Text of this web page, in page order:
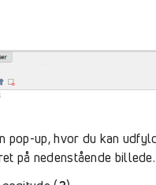
pop-up, hvor du kan
på nedenstående billede.